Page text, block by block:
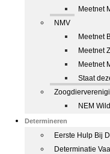
Meetnet
NMV
Meetnet
Meetnet
Meetnet
Staat
NEM
Determineren
Eerste Hulp Bij
Determinatie